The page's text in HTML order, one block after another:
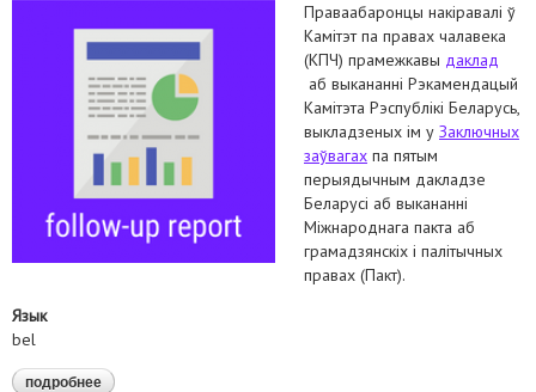
Праваабаронцы накіравалі ў
Камітэт па правах чалавека
(КПЧ) прамежкавы дaклад
аб выкананні Рэкамендацый
Камітэта Рэспублікі Беларусь,
выкладзеных ім у Заключных
заўвагах па пятым
перыядычным дакладзе
Беларусі аб выкананні
Міжнароднага пакта аб
грамадзянскіх і палітычных
правах (Пакт).
Язык
bel
подробнее о прамежкавы даклад нацыянальнай праваабарончай